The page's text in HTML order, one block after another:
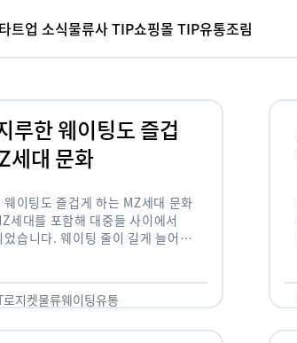
트업 소식물류사 TIP쇼핑몰 TIP유통조림
루한 웨이팅도 즐겁
세대 문화
이팅도 즐겁게 하는 MZ세대 문화
세대를 포함해 대중들 사이에서
었습니다. 웨이팅 줄이 길게 늘어서
로지켓물류웨이팅유통